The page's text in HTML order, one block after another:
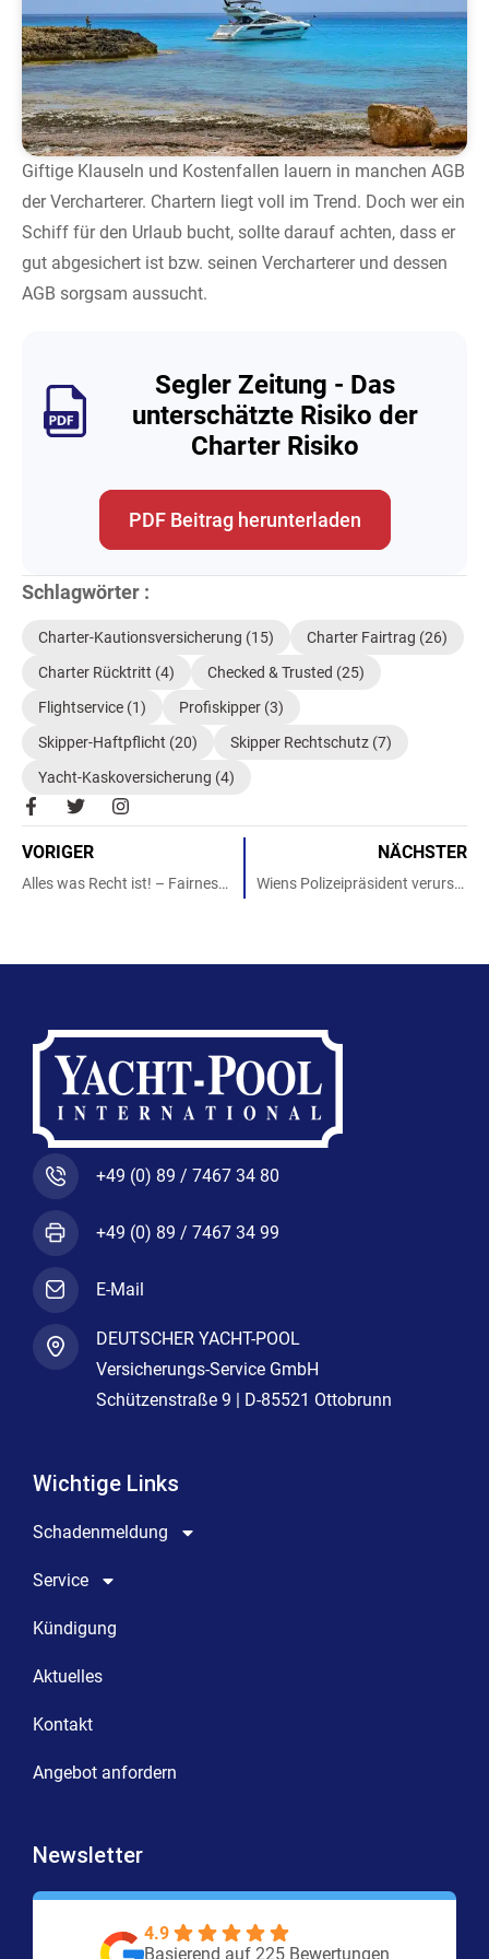
Giftige Klauseln und Kostenfallen lauern in manchen AGB
der Vercharterer. Chartern liegt voll im Trend. Doch wer ein
Schiff für den Urlaub bucht, sollte darauf achten, dass er
gut abgesichert ist bzw. seinen Vercharterer und dessen
AGB sorgsam aussucht.
Segler Zeitung - Das
unterschätzte Risiko der
Charter Risiko
PDF Beitrag herunterladen
Schlagwörter :
Charter-Kautionsversicherung (15) Charter Fairtrag (26)
Charter Rücktritt (4) Checked & Trusted (25)
Flightservice (1) Profiskipper (3)
Skipper-Haftpflicht (20) Skipper Rechtschutz (7)
Yacht-Kaskoversicherung (4)
F
a
e
b
o
f
T
w
t
t
e
I
n
a
g
VORIGER
Alles was Recht ist! – Fairness für alle – YACHT-POOL CHARTER FAIRTRAG
NÄCHSTER
Wiens Polizeipräsident verursacht Yachtschaden
+49 (0) 89 / 7467 34 80
+49 (0) 89 / 7467 34 99
E-Mail
DEUTSCHER YACHT-POOL
Versicherungs-Service GmbH
Schützenstraße 9 | D-85521 Ottobrunn
Wichtige Links
Schadenmeldung
Service
Kündigung
Aktuelles
Kontakt
Angebot anfordern
Newsletter
4.9
Basierend auf 225 Bewertungen